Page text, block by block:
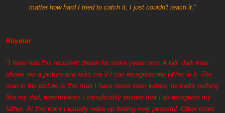
matter how hard I tried to catch it, I just couldn't reach it."
Rüyalar
"I have had this recurrent dream for some years now. A tall, dark man
shows me a picture and asks me if I can recognise my father in it. The
man in the picture is this man I have never seen before, he looks nothing
like my dad, nevertheless I inexplicably answer that I do recognize my
father. At this point I usually wake up feeling very peaceful. Other times